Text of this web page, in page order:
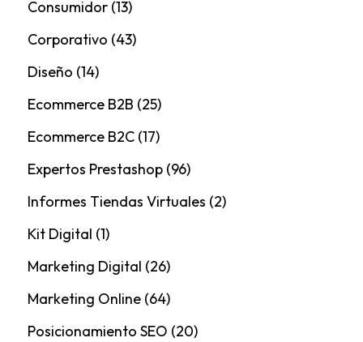
Consumidor(13)
Corporativo (43)
Diseño (14)
Ecommerce B2B (25)
Ecommerce B2C(17)
Expertos Prestashop(96)
Informes Tiendas Virtuales (2)
Kit Digital (1)
Marketing Digital (26)
Marketing Online(64)
Posicionamiento SEO (20)